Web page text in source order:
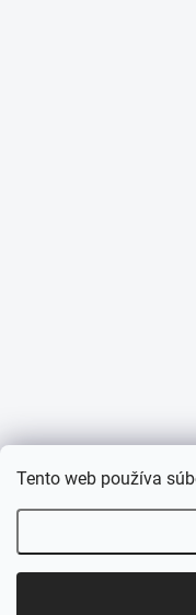
Tento web používa